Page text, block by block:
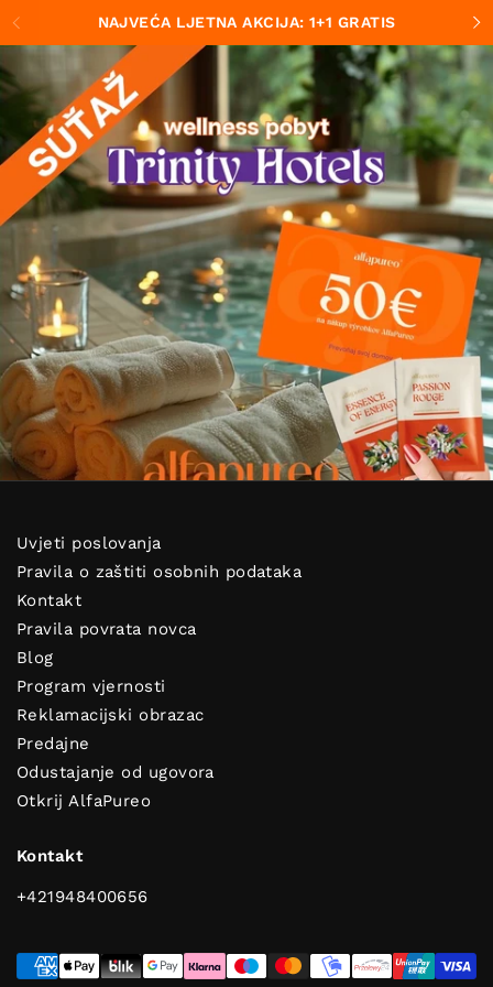
Preskoči na sadržaj
Prethodno
NAJVEĆA LJETNA AKCIJA: 1+1 GRATIS
Dobijte savjete za čist i svjež
POŠALJI
Pretplati se i dobit ćeš korisne savjete za čist i mirisan dom!
Uvjeti poslovanja
Pravila o zaštiti osobnih podataka
Kontakt
Pravila povrata novca
Blog
Program vjernosti
Reklamacijski obrazac
Predajne
Odustajanje od ugovora
Otkrij AlfaPureo
Kontakt
+421948400656